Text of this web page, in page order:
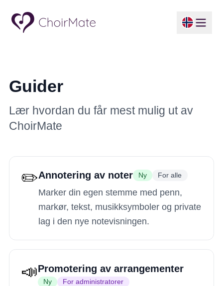
Guider
Lær hvordan du får mest mulig ut av
ChoirMate
✏️Annotering av noter Ny For alle
Marker din egen stemme med penn,
markør, tekst, musikksymboler og private
lag i den nye notevisningen.
📣Promotering av arrangementer
Ny For administratorer